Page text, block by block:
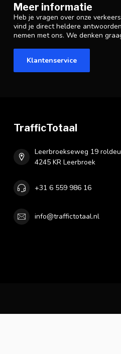
Meer informatie
Heb je vragen over onze
vind je direct heldere
nemen met ons. We denken
Klantenservice
TrafficTotaal
Leerbroekseweg 19
4245 KR Leerbroek
+31 6 559 986 16
info@traffictotaal.nl